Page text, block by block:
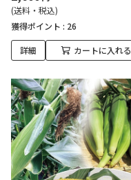
(送料・税込)
獲得ポイント : 26
詳細 カートに入れる